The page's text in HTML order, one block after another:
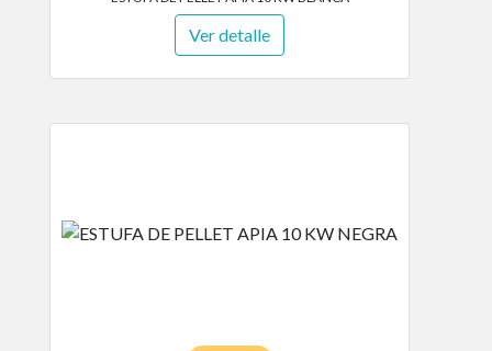
Ver detalle